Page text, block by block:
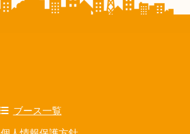
ブース一覧